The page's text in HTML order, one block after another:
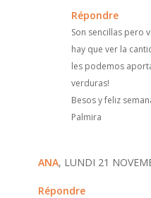
Répondre
Son sencillas pero
hay que ver la
les podemos
verduras!
Besos y feliz
Palmira
ANA, LUNDI 21
Répondre